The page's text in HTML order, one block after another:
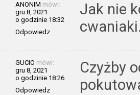
ANONIM mówi:
gru 8, 2021
o godzinie 18:32
Odpowiedz
Jak nie
cwaniaki.
GUCIO mówi:
gru 8, 2021
o godzinie 18:26
Odpowiedz
Czyżby